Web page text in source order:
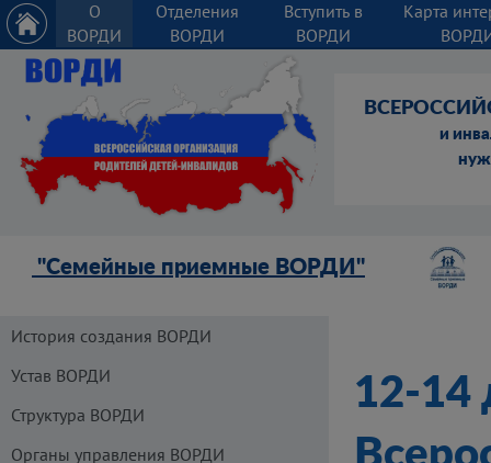
О
ВОРДИ
Отделения
ВОРДИ
Вступить в
ВОРДИ
Карта
и
"Семейные приемные ВОРДИ"
12-14
История создания ВОРДИ
Устав ВОРДИ
Структура ВОРДИ
Органы управления ВОРДИ